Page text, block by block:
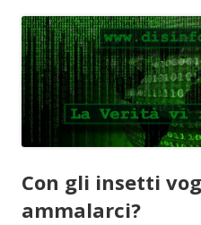
Con gli insetti
ammalarci?